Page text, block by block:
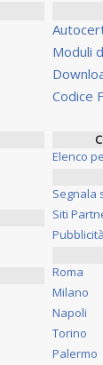
Moduli
Codice
Elenco
Segnala
Siti
Pubblicità
Roma
Milano
Napoli
Torino
Palermo